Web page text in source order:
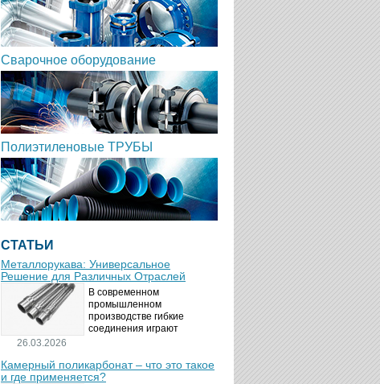
Сварочное оборудование
Полиэтиленовые ТРУБЫ
СТАТЬИ
Металлорукава: Универсальное
Решение для Различных Отраслей
26.03.2026
В современном
промышленном
производстве гибкие
соединения играют
безопасности
технологических процессов.
Камерный поликарбонат – что это такое
и где применяется?